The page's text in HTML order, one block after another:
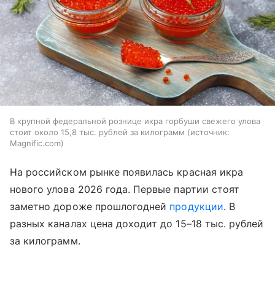
В крупной федеральной рознице икра горбуши свежего улова
стоит около 15,8 тыс. рублей за килограмм
источник:
Magnific.com
На российском рынке появилась красная икра
нового улова 2026 года. Первые партии стоят
заметно дороже прошлогодней продукции. В
разных каналах цена доходит до 15–18 тыс. рублей
за килограмм.